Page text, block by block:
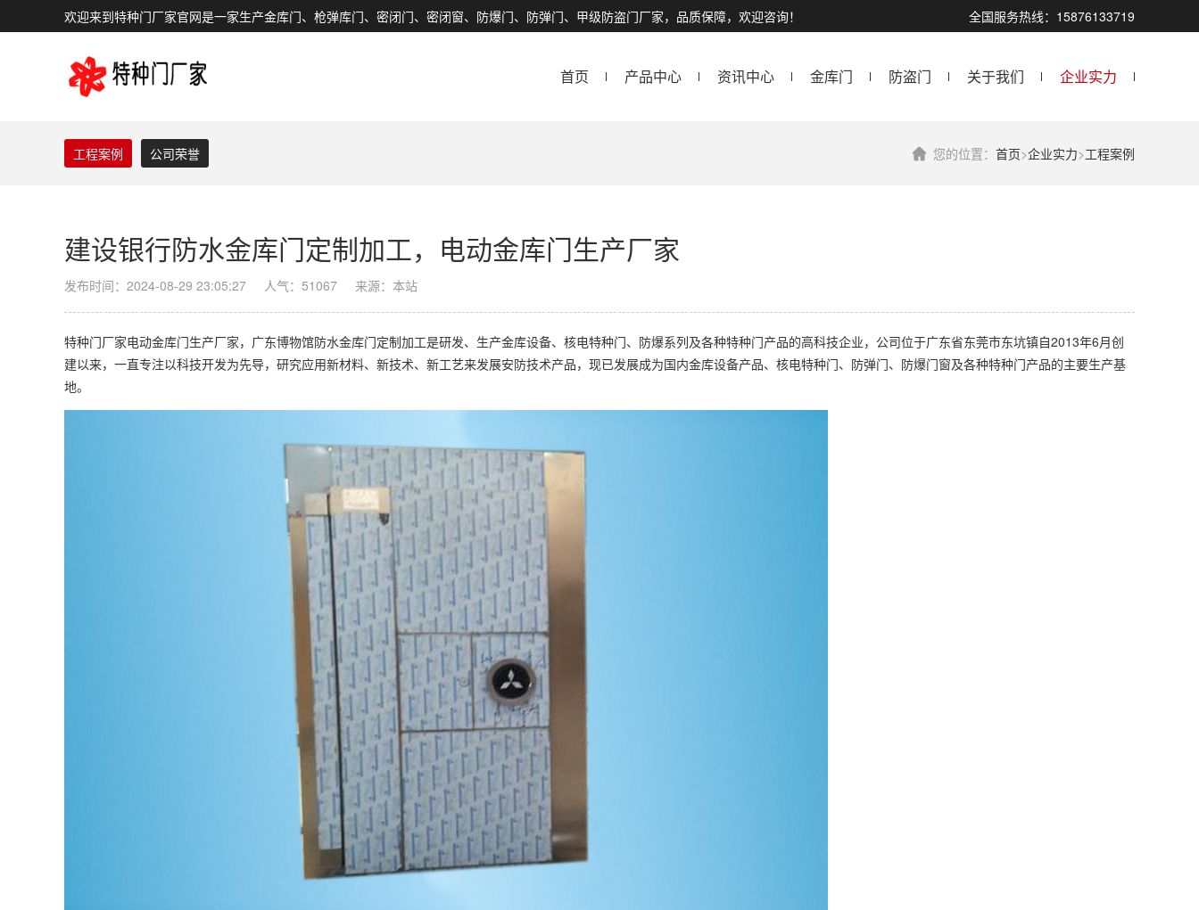
全国服务热线：15876133719
欢迎来到特种门厂家官网是一家生产金库门、枪弹库门、密闭门、密闭窗、防爆门、防弹门、甲级防盗门厂家，品质保障，欢迎咨询！
首页 产品中心 资讯中心 金库门 防盗门 关于我们 企业实力
您的位置： 首页>企业实力>工程案例
工程案例 公司荣誉
建设银行防水金库门定制加工，电动金库门生产厂家
发布时间：2024-08-29 23:05:27 人气：51067 来源：本站
特种门厂家电动金库门生产厂家，广东博物馆防水金库门定制加工是研发、生产金库设备、核电特种门、防爆系列及各种特种门产品的高科技企业，公司位于广东省东莞市东坑镇自2013年6月创
建以来，一直专注以科技开发为先导，研究应用新材料、新技术、新工艺来发展安防技术产品，现已发展成为国内金库设备产品、核电特种门、防弹门、防爆门窗及各种特种门产品的主要生产基
地。